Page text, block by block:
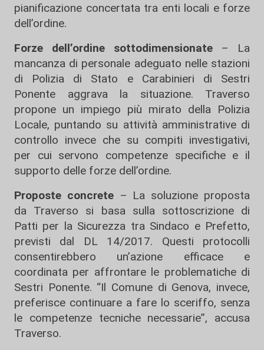
pianificazione concertata tra enti locali e forze
dell’ordine.
Forze dell’ordine sottodimensionate– La
mancanza di personale adeguato nelle stazioni
di Polizia di Stato e Carabinieri di Sestri
Ponente aggrava la situazione. Traverso
propone un impiego più mirato della Polizia
Locale, puntando su attività amministrative di
controllo invece che su compiti investigativi,
per cui servono competenze specifiche e il
supporto delle forze dell’ordine.
Proposte concrete– La soluzione proposta
da Traverso si basa sulla sottoscrizione di
Patti per la Sicurezza tra Sindaco e Prefetto,
previsti dal DL 14/2017. Questi protocolli
consentirebbero un’azione efficace e
coordinata per affrontare le problematiche di
Sestri Ponente. “Il Comune di Genova, invece,
preferisce continuare a fare lo sceriffo, senza
le competenze tecniche necessarie”, accusa
Traverso.